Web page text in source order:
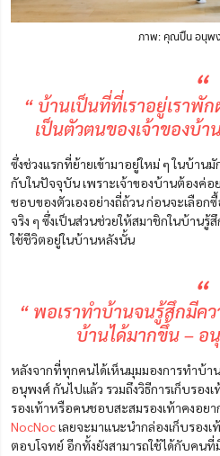
ภาพ: คุณปิ๊น อนุพ
“
“ บ้านเป็นที่ที่เราอยู่เรา
เป็นตัวตนของเจ้าของบ้
ซึ่งช่วงแรกที่ย้ายเข้ามาอยู่ใหม่ ๆ ในบ้าน
กับในปัจจุบัน เพราะเจ้าของบ้านต้องค่อ
ชอบของตัวเองอย่างถี่ถ้วน ก่อนจะเลือ
จริง ๆ ซึ่งเป็นส่วนช่วยให้สมาชิกในบ้านรู้
ใช้ชีวิตอยู่ในบ้านหลังนั้น
“
“ พอเราทำบ้านจนรู้สึกมีค
บ้านได้มากขึ้น – อ
หลังจากที่ทุกคนได้เห็นมุมมองการทำบ้
อนุพงศ์ กันไปแล้ว รวมถึงวิธีการเก็บรอ
รองเท้าหรือคนชอบสะสมรองเท้าคงอยา
NocNocเลยจะมาแนะนำกล่องเก็บรอง
ตอบโจทย์ อีกทั้งยังสามารถใช้ได้กับคนที่